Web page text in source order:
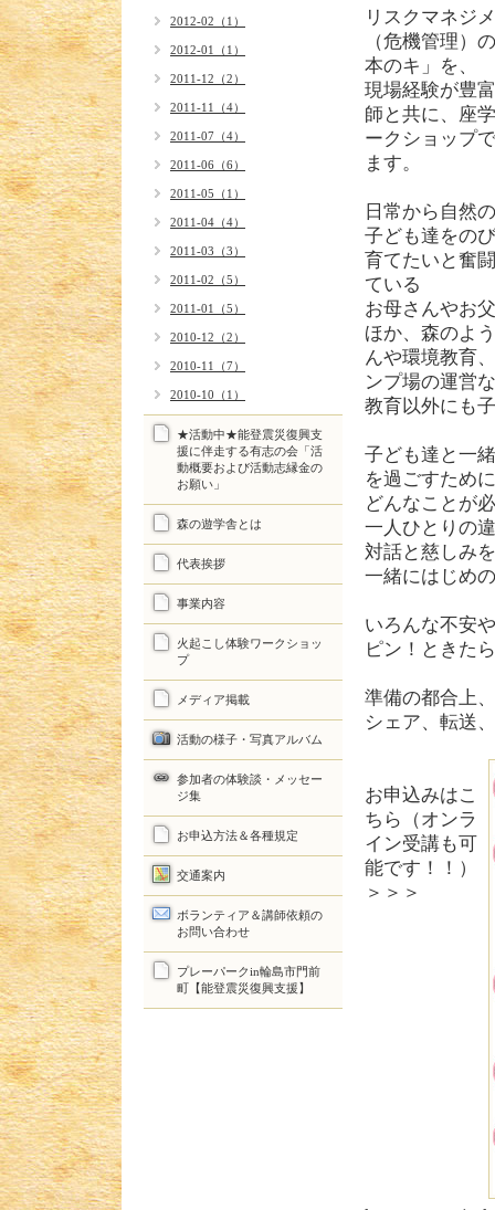
リスクマネジ
（危機管理）
本のキ」を、
現場経験が豊
師と共に、座
ークショップ
ます。
日常から自然
子ども達をの
育てたいと奮
ている
お母さんやお
ほか、森のよ
んや環境教育
ンプ場の運営
教育以外にも
子ども達と一
を過ごすため
どんなことが
一人ひとりの
対話と慈しみ
一緒にはじめ
いろんな不安
ピン！ときた
準備の都合上
シェア、転送
お申込みはこ
ちら（オンラ
イン受講も可
能です！！）
＞＞＞
2012-02（1）
2012-01（1）
2011-12（2）
2011-11（4）
2011-07（4）
2011-06（6）
2011-05（1）
2011-04（4）
2011-03（3）
2011-02（5）
2011-01（5）
2010-12（2）
2010-11（7）
2010-10（1）
★活動中★能登震災復興支
援に伴走する有志の会「活
動概要および活動志縁金の
お願い」
森の遊学舎とは
代表挨拶
事業内容
火起こし体験ワークショッ
プ
メディア掲載
活動の様子・写真アルバム
参加者の体験談・メッセー
ジ集
お申込方法＆各種規定
交通案内
ボランティア＆講師依頼の
お問い合わせ
プレーパークin輪島市門前
町【能登震災復興支援】